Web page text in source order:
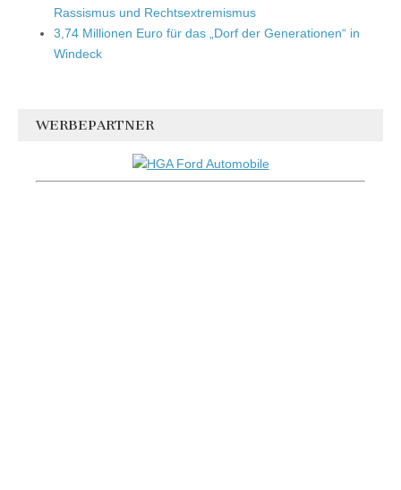
Rassismus und Rechtsextremismus
3,74 Millionen Euro für das „Dorf der Generationen“ in
Windeck
WERBEPARTNER